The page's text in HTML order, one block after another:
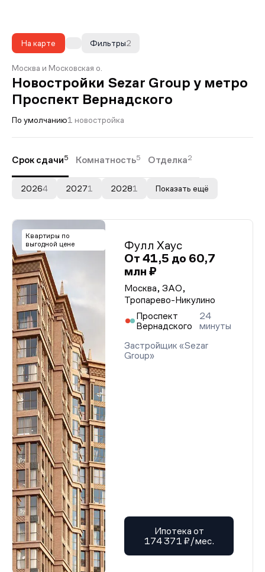
На карте 2
Фильтры
Москва и Московская о.
Новостройки Sezar Group у метро
Проспект Вернадского
По умолчанию1 новостройка
Срок сдачи5 Комнатность5 Отделка2
20264 20271 20281 Показать ещё
Квартиры по
выгодной цене
Фулл Хаус
От 41,5 до 60,7
млн ₽
Москва, ЗАО,
Тропарево-Никулино
Проспект
Вернадского
24
минуты
Застройщик «Sezar
Group»
Ипотека от
174 371 ₽/мес.